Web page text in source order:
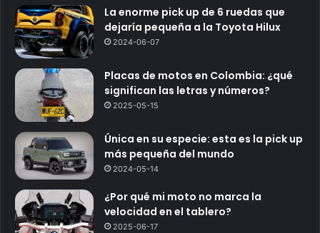
La enorme pick up de 6 ruedas que
dejaría pequeña a la Toyota Hilux
2024-06-07
Placas de motos en Colombia: ¿qué
significan las letras y números?
2025-05-15
Única en su especie: esta es la pick up
más pequeña del mundo
2024-05-14
¿Por qué mi moto no marca la
velocidad en el tablero?
2025-06-17